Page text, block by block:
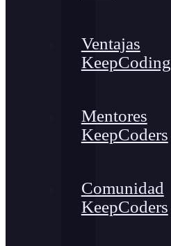
Ventajas
KeepCoding
Mentores
KeepCoders
Comunidad
KeepCoders